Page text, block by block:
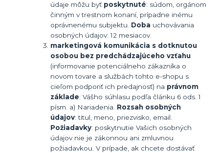
údaje môžu byť poskytnuté: súdom, orgánom
činným v trestnom konaní, prípadne inému
oprávnenému subjektu. Doba uchovávania
osobných údajov: 12 mesiacov.
marketingová komunikácia s dotknutou
osobou bez predchádzajúceho vzťahu
(informovanie potenciálneho zákazníka o
novom tovare a službách tohto e-shopu s
cieľom podporiť ich predajnosť) na právnom
základe: Vášho súhlasu podľa článku 6 ods. 1
písm. a) Nariadenia. Rozsah osobných
údajov: titul, meno, priezvisko, email.
Požiadavky: poskytnutie Vašich osobných
údajov nie je zákonnou ani zmluvnou
požiadavkou. V prípade, ak chcete dostávať